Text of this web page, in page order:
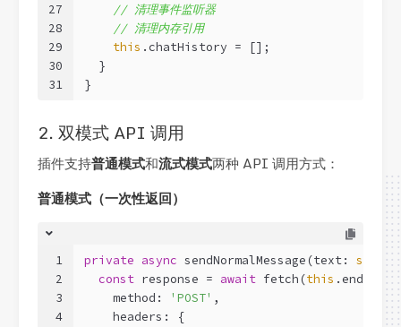
27
28
29
30
31
// 清理事件监听器
// 清理内存引用
this .chatHistory = [];
  }
}
2. 双模式 API 调用
插件支持普通模式和流式模式两种 API 调用方式：
普通模式（一次性返回）
1
2
3
4
private async sendNormalMessage(text: string
const response = await fetch(this
    method:
'POST' ,
    headers: {